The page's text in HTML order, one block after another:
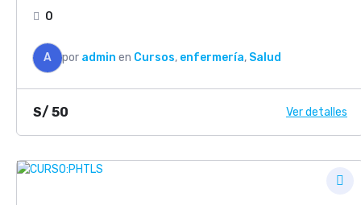
0
A por admin en Cursos, enfermería, Salud
S/ 50 Ver detalles